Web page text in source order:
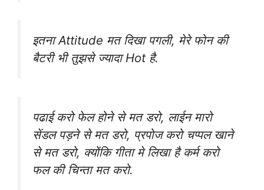
इतना Attitude मत दिखा पगली, मेरे फोन की
बैटरी भी तुझसे ज्यादा Hot है.
पढाई करो फेल होने से मत डरो, लाईन मारो
सेंडल पड़ने से मत डरो, प्रपोज करो चप्पल खाने
से मत डरो, क्योंकि गीता मे लिखा है कर्म करो
फल की चिन्ता मत करो.